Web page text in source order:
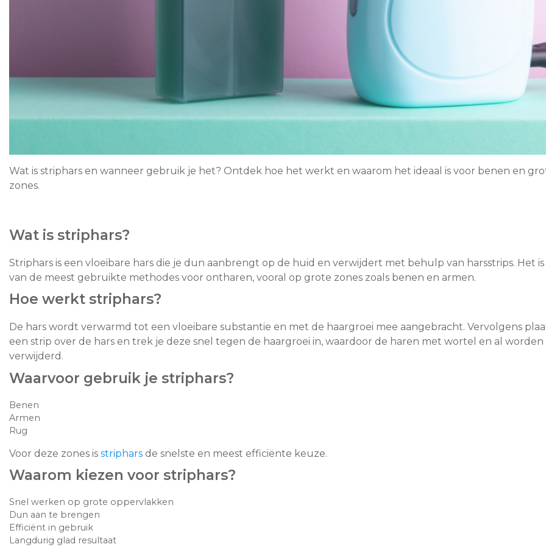
Wat is striphars en wanneer gebruik je het? Ontdek hoe het werkt en waarom het ideaal is voor benen en
zones.
Wat is striphars?
Striphars is een vloeibare hars die je dun aanbrengt op de huid en verwijdert met behulp van harsstrips. Het
van de meest gebruikte methodes voor ontharen, vooral op grote zones zoals benen en armen.
Hoe werkt striphars?
De hars wordt verwarmd tot een vloeibare substantie en met de haargroei mee aangebracht. Vervolgens
een strip over de hars en trek je deze snel tegen de haargroei in, waardoor de haren met wortel en al worden
verwijderd.
Waarvoor gebruik je striphars?
Benen
Armen
Rug
Voor deze zones is striphars de snelste en meest efficiënte keuze.
Waarom kiezen voor striphars?
Snel werken op grote oppervlakken
Dun aan te brengen
Efficiënt in gebruik
Langdurig glad resultaat